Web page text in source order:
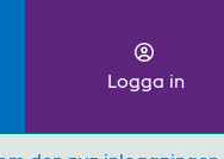
Logga in